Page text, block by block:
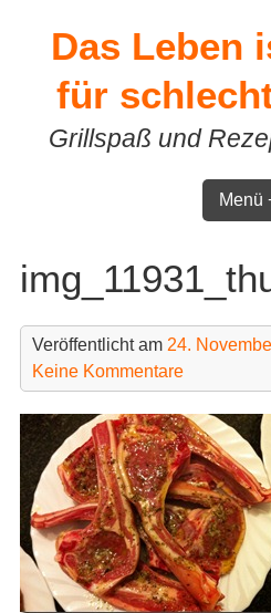
contentDas Leben
für
Grillspaß und
Menü
Veröffentlicht am 24.
Keine Kommentare